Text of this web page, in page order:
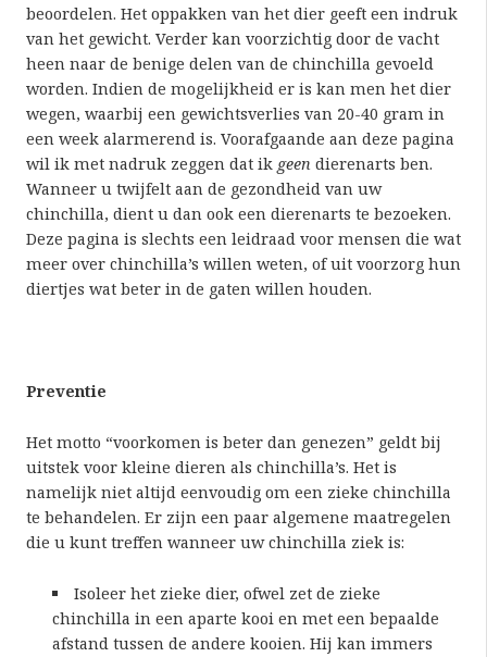
beoordelen. Het oppakken van het dier geeft een indruk
van het gewicht. Verder kan voorzichtig door de vacht
heen naar de benige delen van de chinchilla gevoeld
worden. Indien de mogelijkheid er is kan men het dier
wegen, waarbij een gewichtsverlies van 20-40 gram in
een week alarmerend is. Voorafgaande aan deze pagina
wil ik met nadruk zeggen dat ik geen dierenarts ben.
Wanneer u twijfelt aan de gezondheid van uw
chinchilla, dient u dan ook een dierenarts te bezoeken.
Deze pagina is slechts een leidraad voor mensen die wat
meer over chinchilla’s willen weten, of uit voorzorg hun
diertjes wat beter in de gaten willen houden.
Preventie
Het motto “voorkomen is beter dan genezen” geldt bij
uitstek voor kleine dieren als chinchilla’s. Het is
namelijk niet altijd eenvoudig om een zieke chinchilla
te behandelen. Er zijn een paar algemene maatregelen
die u kunt treffen wanneer uw chinchilla ziek is:
Isoleer het zieke dier, ofwel zet de zieke
chinchilla in een aparte kooi en met een bepaalde
afstand tussen de andere kooien. Hij kan immers